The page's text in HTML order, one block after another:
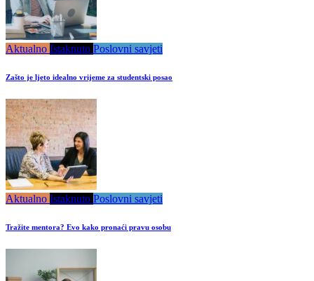
Aktualno Istaknuto Poslovni savjeti
Zašto je ljeto idealno vrijeme za studentski posao
Aktualno Istaknuto Poslovni savjeti
Tražite mentora? Evo kako pronaći pravu osobu